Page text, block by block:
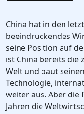
China hat in den
beeindruckendes
seine Position auf
ist China bereits
Welt und baut
Technologie,
weiter aus. Aber die
Jahren die